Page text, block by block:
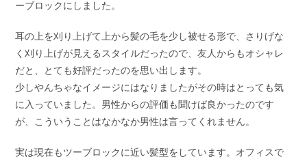
ーブロックにしました。
耳の上を刈り上げて上から髪の毛を少し被せる形で、さりげな
く刈り上げが見えるスタイルだったので、友人からもオシャレ
だと、とても好評だったのを思い出します。
少しやんちゃなイメージにはなりましたがその時はとっても気
に入っていました。男性からの評価も聞けば良かったのです
が、こういうことはなかなか男性は言ってくれません。
実は現在もツーブロックに近い髪型をしています。オフィスで